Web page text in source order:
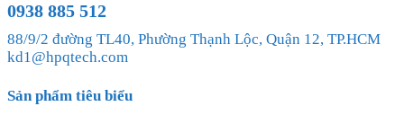
0938 885 512
88/9/2 đường TL40, Phường Thạnh Lộc, Quận 12, TP.HCM
kd1@hpqtech.com
Sản phẩm tiêu biểu